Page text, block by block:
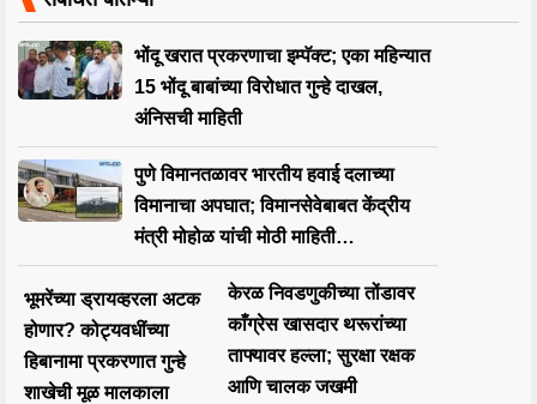
भोंदू खरात प्रकरणाचा इम्पॅक्ट; एका महिन्यात
15 भोंदू बाबांच्या विरोधात गुन्हे दाखल,
अंनिसची माहिती
पुणे विमानतळावर भारतीय हवाई दलाच्या
विमानाचा अपघात; विमानसेवेबाबत केंद्रीय
मंत्री मोहोळ यांची मोठी माहिती…
भूमरेंच्या ड्रायव्हरला अटक
होणार? कोट्यवधींच्या
हिबानामा प्रकरणात गुन्हे
शाखेची मूळ मालकाला
केरळ निवडणुकीच्या तोंडावर
काँग्रेस खासदार थरूरांच्या
ताफ्यावर हल्ला; सुरक्षा रक्षक
आणि चालक जखमी